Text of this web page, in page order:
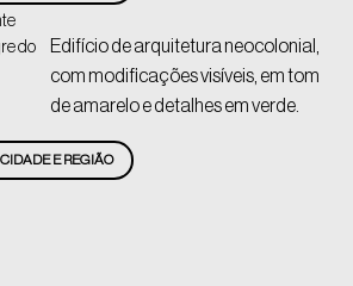
do
Edifício de arquitetura neocolonial,
com modificações visíveis, em tom
de amarelo e detalhes em verde.
E REGIÃO